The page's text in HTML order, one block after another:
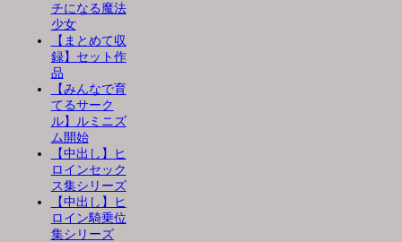
チになる魔法
少女
【まとめて収
録】セット作
品
【みんなで育
てるサーク
ル】ルミニズ
ム開始
【中出し】ヒ
ロインセック
ス集シリーズ
【中出し】ヒ
ロイン騎乗位
集シリーズ